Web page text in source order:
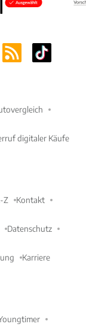
digitaler Käufe
Z Kontakt
Datenschutz
Karriere